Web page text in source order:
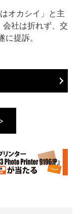
オカシイ」と主
社は折れず、交
提訴。